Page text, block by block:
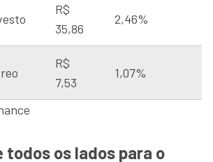
R$
35,86
2,46%
R$
7,53
1,07%
todos os lados para o